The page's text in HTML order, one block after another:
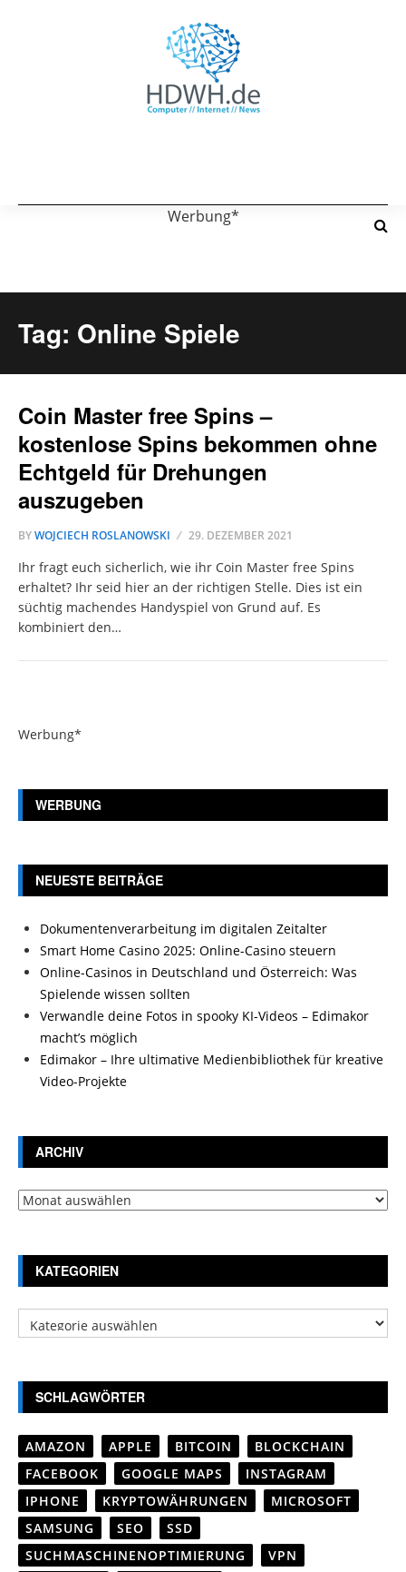
Werbung*
Tag: Online Spiele
Coin Master free Spins –
kostenlose Spins bekommen ohne
Echtgeld für Drehungen
auszugeben
BYWOJCIECH ROSLANOWSKI 29. DEZEMBER 2021
Ihr fragt euch sicherlich, wie ihr Coin Master free Spins
erhaltet? Ihr seid hier an der richtigen Stelle. Dies ist ein
süchtig machendes Handyspiel von Grund auf. Es
kombiniert den…
Werbung*
WERBUNG
NEUESTE BEITRÄGE
Dokumentenverarbeitung im digitalen Zeitalter
Smart Home Casino 2025: Online-Casino steuern
Online-Casinos in Deutschland und Österreich: Was
Spielende wissen sollten
Verwandle deine Fotos in spooky KI-Videos – Edimakor
macht’s möglich
Edimakor – Ihre ultimative Medienbibliothek für kreative
Video-Projekte
ARCHIV
Archiv
KATEGORIEN
Kategorien
SCHLAGWÖRTER
AMAZON APPLE BITCOIN
BLOCKCHAIN
FACEBOOK
GOOGLE MAPS
INSTAGRAM
IPHONE
KRYPTOWÄHRUNGEN
MICROSOFT
SAMSUNG
SEO
SSD
SUCHMASCHINENOPTIMIERUNG
VPN